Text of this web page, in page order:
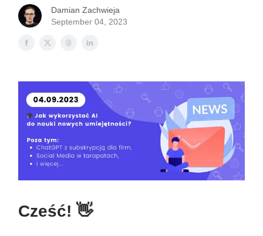
Damian Zachwieja
September 04, 2023
Cześć! 👋